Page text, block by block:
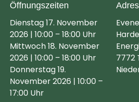
Öffnungszeiten
Dienstag 17. November
2026 | 10:00 – 18:00 Uhr
Mittwoch 18. November
2026 | 10:00 – 18:00 Uhr
Donnerstag 19.
November 2026 | 10:00 –
17:00 Uhr
7772